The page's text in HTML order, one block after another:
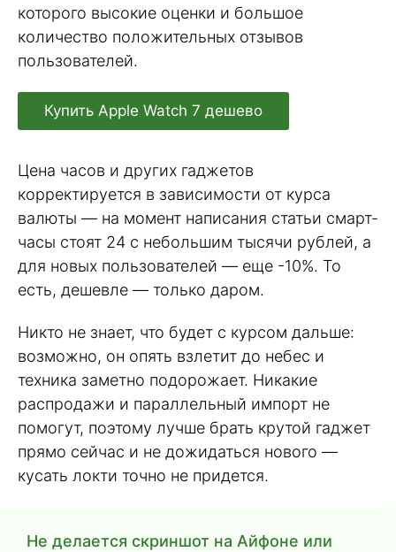
которого высокие оценки и большое
количество положительных отзывов
пользователей.
Купить Apple Watch 7 дешево
Цена часов и других гаджетов
корректируется в зависимости от курса
валюты — на момент написания статьи смарт-
часы стоят 24 с небольшим тысячи рублей, а
для новых пользователей — еще -10%. То
есть, дешевле — только даром.
Никто не знает, что будет с курсом дальше:
возможно, он опять взлетит до небес и
техника заметно подорожает. Никакие
распродажи и параллельный импорт не
помогут, поэтому лучше брать крутой гаджет
прямо сейчас и не дожидаться нового —
кусать локти точно не придется.
Не делается скриншот на Айфоне или